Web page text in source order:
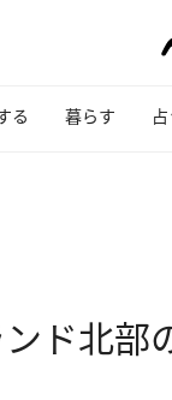
る 暮らす
ド北